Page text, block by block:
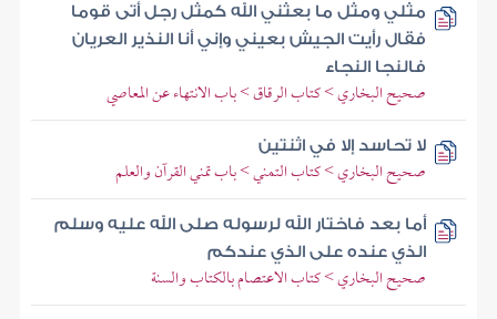
مثلي ومثل ما بعثني الله كمثل رجل أتى قوما
فقال رأيت الجيش بعيني وإني أنا النذير العريان
فالنجا النجاء
صحيح البخاري > كتاب الرقاق > باب الانتهاء عن المعاصي
لا تحاسد إلا في اثنتين
صحيح البخاري > كتاب التمني > باب تمني القرآن والعلم
أما بعد فاختار الله لرسوله صلى الله عليه وسلم
الذي عنده على الذي عندكم
صحيح البخاري > كتاب الاعتصام بالكتاب والسنة